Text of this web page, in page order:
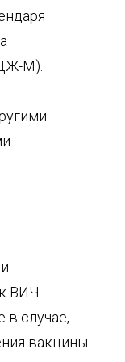
М).
ВИЧ-
в случае,
вакцины